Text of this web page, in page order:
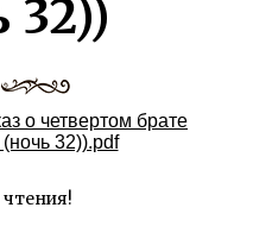
32))
о четвертом брате
32)).pdf